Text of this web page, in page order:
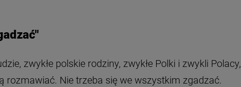
zwykłe polskie rodziny, zwykłe Polki i zwykli Polacy,
rozmawiać. Nie trzeba się we wszystkim zgadzać.